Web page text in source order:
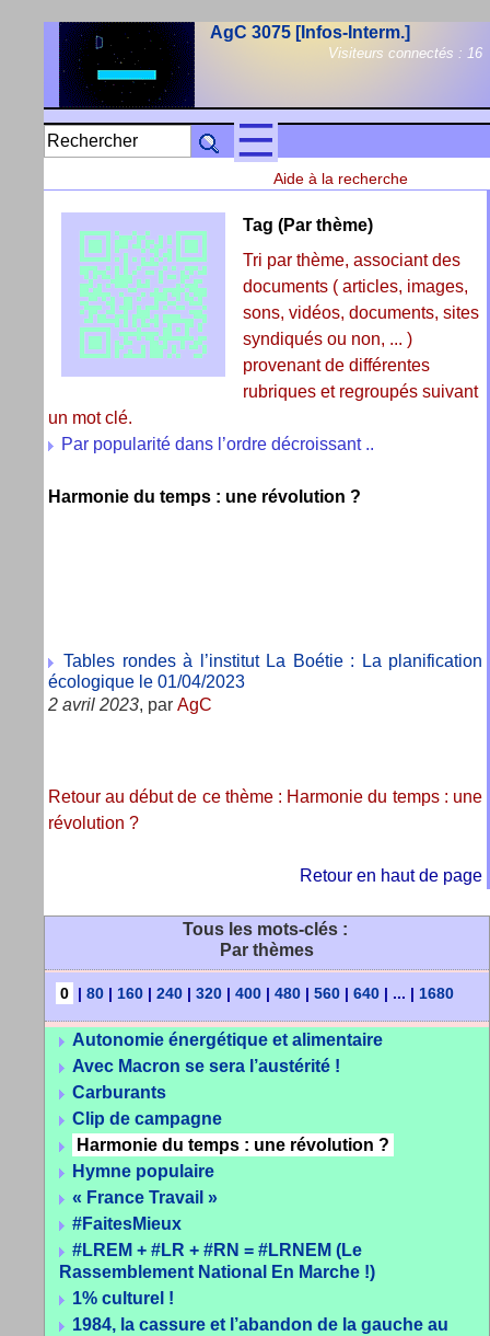
AgC 3075 [Infos-Interm.]
Visiteurs connectés : 16
Aide à la recherche
Tag (Par thème)
Tri par thème, associant des
documents ( articles, images,
sons, vidéos, documents, sites
syndiqués ou non, ... )
provenant de différentes
rubriques et regroupés suivant
un mot clé.
Par popularité dans l’ordre décroissant ..
Harmonie du temps : une révolution ?
Tables rondes à l’institut La Boétie : La planification
écologique le 01/04/2023
2 avril 2023, par AgC
Retour au début de ce thème : Harmonie du temps : une
révolution ?
Retour en haut de page
Tous les mots-clés :
Par thèmes
0 | 80 | 160 | 240 | 320 | 400 | 480 | 560 | 640 | ... | 1680
Autonomie énergétique et alimentaire
Avec Macron se sera l’austérité !
Carburants
Clip de campagne
Harmonie du temps : une révolution ?
Hymne populaire
« France Travail »
#FaitesMieux
#LREM + #LR + #RN = #LRNEM (Le
Rassemblement National En Marche !)
1% culturel !
1984, la cassure et l’abandon de la gauche au